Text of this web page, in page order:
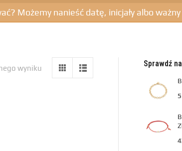
Możemy nanieść datę, inicjały albo
wyniku Sprawdź